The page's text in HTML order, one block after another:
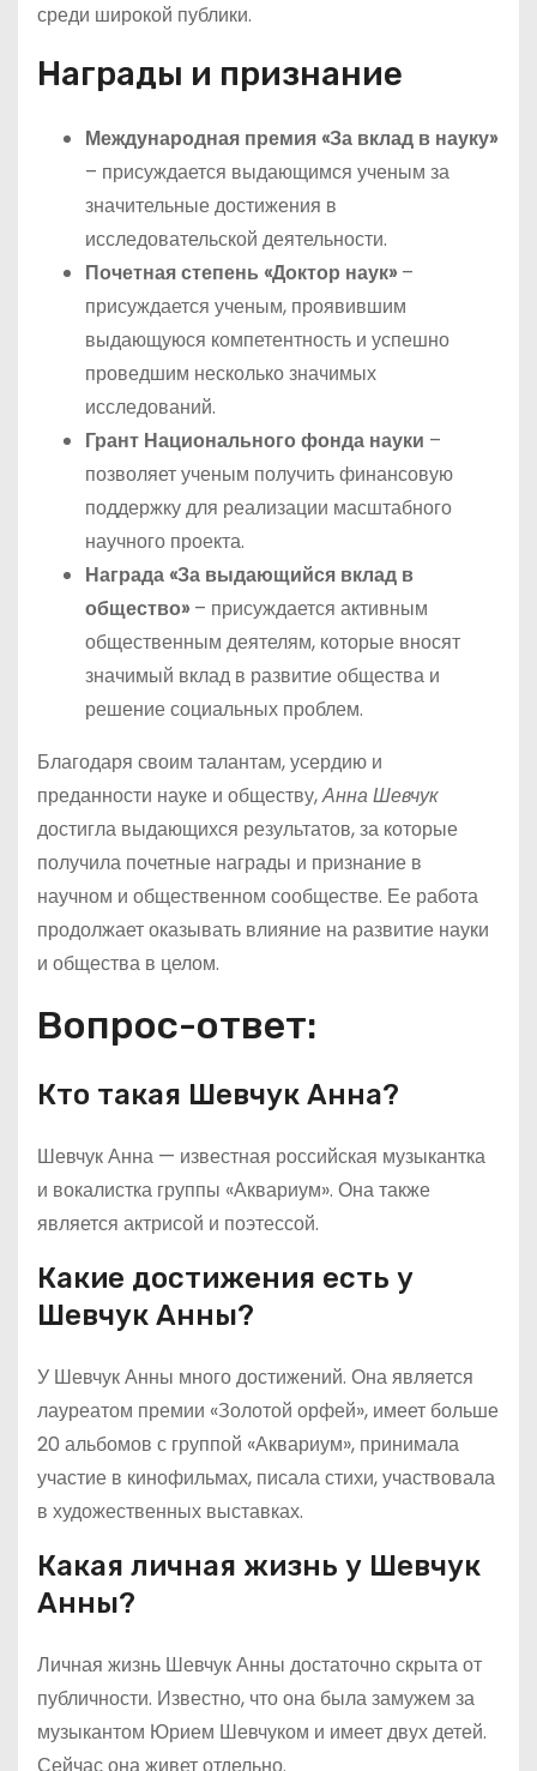
среди широкой публики.
Награды и признание
Международная премия «За вклад в науку»
– присуждается выдающимся ученым за
значительные достижения в
исследовательской деятельности.
Почетная степень «Доктор наук»–
присуждается ученым, проявившим
выдающуюся компетентность и успешно
проведшим несколько значимых
исследований.
Грант Национального фонда науки –
позволяет ученым получить финансовую
поддержку для реализации масштабного
научного проекта.
Награда «За выдающийся вклад в
общество»– присуждается активным
общественным деятелям, которые вносят
значимый вклад в развитие общества и
решение социальных проблем.
Благодаря своим талантам, усердию и
преданности науке и обществу,Анна Шевчук
достигла выдающихся результатов, за которые
получила почетные награды и признание в
научном и общественном сообществе. Ее работа
продолжает оказывать влияние на развитие науки
и общества в целом.
Вопрос-ответ:
Кто такая Шевчук Анна?
Шевчук Анна — известная российская музыкантка
и вокалистка группы «Аквариум». Она также
является актрисой и поэтессой.
Какие достижения есть у
Шевчук Анны?
У Шевчук Анны много достижений. Она является
лауреатом премии «Золотой орфей», имеет больше
20 альбомов с группой «Аквариум», принимала
участие в кинофильмах, писала стихи, участвовала
в художественных выставках.
Какая личная жизнь у Шевчук
Анны?
Личная жизнь Шевчук Анны достаточно скрыта от
публичности. Известно, что она была замужем за
музыкантом Юрием Шевчуком и имеет двух детей.